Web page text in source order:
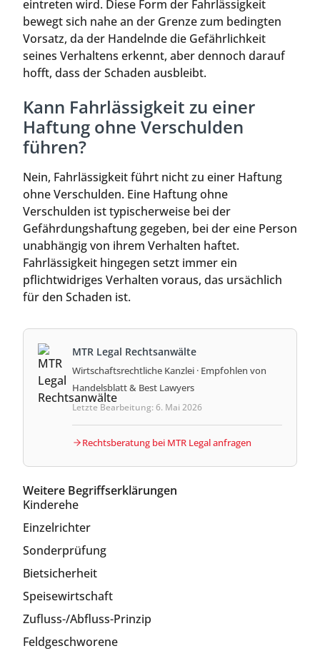
eintreten wird. Diese Form der Fahrlässigkeit
bewegt sich nahe an der Grenze zum bedingten
Vorsatz, da der Handelnde die Gefährlichkeit
seines Verhaltens erkennt, aber dennoch darauf
hofft, dass der Schaden ausbleibt.
Kann Fahrlässigkeit zu einer
Haftung ohne Verschulden
führen?
Nein, Fahrlässigkeit führt nicht zu einer Haftung
ohne Verschulden. Eine Haftung ohne
Verschulden ist typischerweise bei der
Gefährdungshaftung gegeben, bei der eine Person
unabhängig von ihrem Verhalten haftet.
Fahrlässigkeit hingegen setzt immer ein
pflichtwidriges Verhalten voraus, das ursächlich
für den Schaden ist.
MTR Legal Rechtsanwälte
Wirtschaftsrechtliche Kanzlei · Empfohlen von
Handelsblatt & Best Lawyers
Letzte Bearbeitung: 6. Mai 2026
Rechtsberatung bei MTR Legal anfragen
Weitere Begriffserklärungen
Kinderehe
Einzelrichter
Sonderprüfung
Bietsicherheit
Speisewirtschaft
Zufluss-/Abfluss-Prinzip
Feldgeschworene